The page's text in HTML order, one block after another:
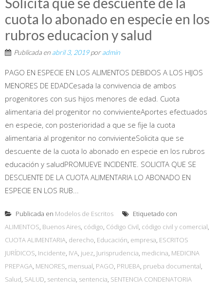
cuota lo abonado en especie en los
rubros educacion y salud
Publicada en abril 3, 2019poradmin
PAGO EN ESPECIE EN LOS ALIMENTOS DEBIDOS A LOS HIJOS
MENORES DE EDADCesada la convivencia de ambos
progenitores con sus hijos menores de edad. Cuota
alimentaria del progenitor no convivienteAportes efectuados
en especie, con posterioridad a que se fije la cuota
alimentaria al progenitor no convivienteSolicita que se
descuente de la cuota lo abonado en especie en los rubros
educación y saludPROMUEVE INCIDENTE. SOLICITA QUE SE
DESCUENTE DE LA CUOTA ALIMENTARIA LO ABONADO EN
ESPECIE EN LOS RUB...
Publicada en Modelos de Escritos
Etiquetado con
ALIMENTOS, Buenos Aires, código, Código Civil, código civil y comercial,
CUOTA ALIMENTARIA, derecho, Educación, empresa, ESCRITOS
JURÍDICOS, Incidente, IVA, juez, Jurisprudencia, medicina, MEDICINA
PREPAGA, MENORES, mensual, PAGO, PRUEBA, prueba documental,
Salud, SALUD, sentencia, sentencia, SENTENCIA CONDENATORIA